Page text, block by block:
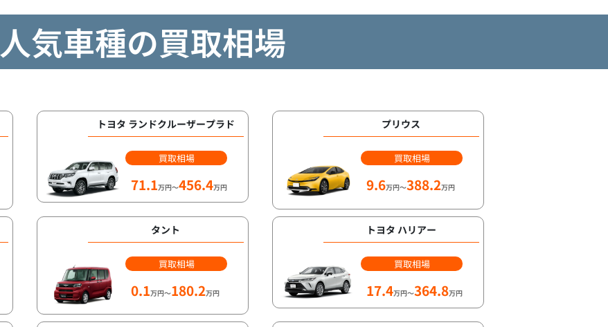
人気車種の買取相場
トヨタ ランドクルーザープラド
買取相場
71.1万円～456.4万円
プリウス
買取相場
9.6万円～388.2万円
タント
買取相場
0.1万円～180.2万円
トヨタ ハリアー
買取相場
17.4万円～364.8万円